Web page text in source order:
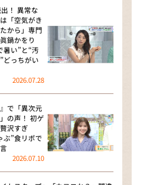
おかえり
＆A.B.C-Z塚田×福井アナ
でやねん！？」（news お
り）
も台所 ～きょうの献立 何
る？～
ダイアンなり！シーズン２
！生です旅サラダ
！ニュースライブ 正義の
！ 異常な
「空気がき
から」専門
鍋かをり
暑い”と“汚
どっちがい
2026.07.28
で「異次元
の声！ 初ゲ
沢すぎ
ぶ”食リポで
2026.07.10